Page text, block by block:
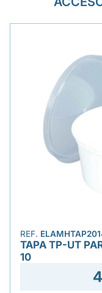
REF.
TAPA TP-UT
10